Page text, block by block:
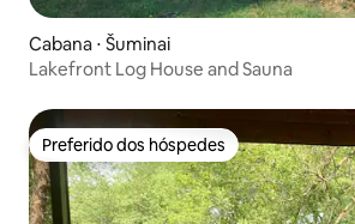
Cabana ⋅ Šuminai
Lakefront Log House and Sauna
Preferido dos hóspedes
Preferido dos hóspedes